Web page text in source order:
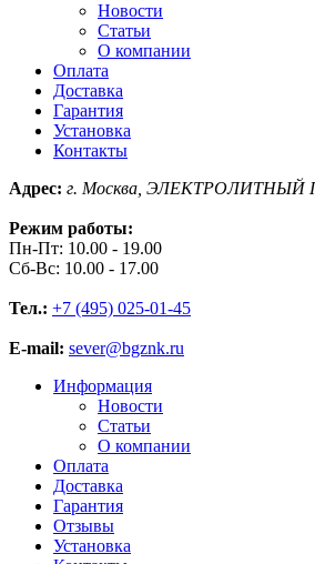
Новости
Статьи
О компании
Оплата
Доставка
Гарантия
Установка
Контакты
Адрес: г. Москва, ЭЛЕКТРОЛИТНЫЙ
Режим работы:
Пн-Пт: 10.00 - 19.00
Сб-Вс: 10.00 - 17.00
Тел.: +7 (495) 025-01-45
E-mail: sever@bgznk.ru
Информация
Новости
Статьи
О компании
Оплата
Доставка
Гарантия
Отзывы
Установка